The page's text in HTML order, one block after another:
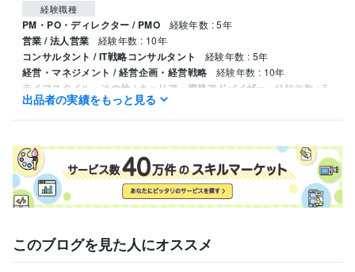
経験職種
PM・PO・ディレクター / PMO 経験年数 : 5年
営業 / 法人営業 経験年数 : 10年
コンサルタント / IT戦略コンサルタント 経験年数 : 5年
経営・マネジメント / 経営企画・経営戦略 経験年数 : 10年
ライフスタイル・その他 / キャリア・資格アドバイザー
経験年数 : 5
年
大手総合コンサルティングファーム【ゆうのじ】 2021年3月 ~ 現在
大手金融SaaS企業【かずお】 2024年9月 ~ 現在
大手国際物流会社【ゆうのじ】 2016年3月 ~ 2021年2月
人材ベンチャー【かずお】 2023年10月 ~ 現在
大手メディア企業【かずお】 2022年9月 ~ 2023年9月
資格・検定
出品者の実績をもっと見る
このブログを見た人にオススメ